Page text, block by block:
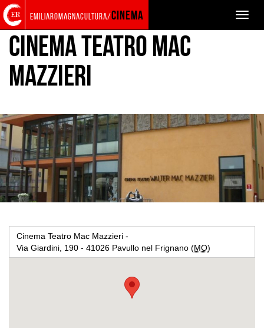
Torna
alla
home
page
Cerca
nel
sito
Salta
ai
contenuti
Salta
al
menu
principale
Toggle
emiliaromagnacultura/cinema
PRODUZIONE LOCATION
Cinema Teatro Mac
Mazzieri
Cinema Teatro Mac Mazzieri -
Via Giardini, 190 - 41026 Pavullo nel Frignano (MO)